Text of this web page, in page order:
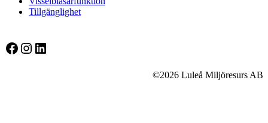
Tillgänglighet
Facebook Instagram LinkedIn
©2026 Luleå Miljöresurs AB